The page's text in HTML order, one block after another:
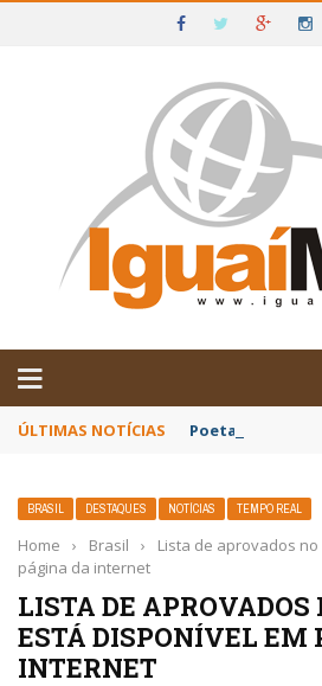
IGUAÍ E SUDOESTE DA BAHIA
ÚLTIMAS NOTÍCIAS Poetas baianos
BRASIL DESTAQUES NOTÍCIAS TEMPO REAL
Home › Brasil ›
Lista de aprovados
página da internet
LISTA DE APROVADOS
ESTÁ DISPONÍVEL EM
INTERNET